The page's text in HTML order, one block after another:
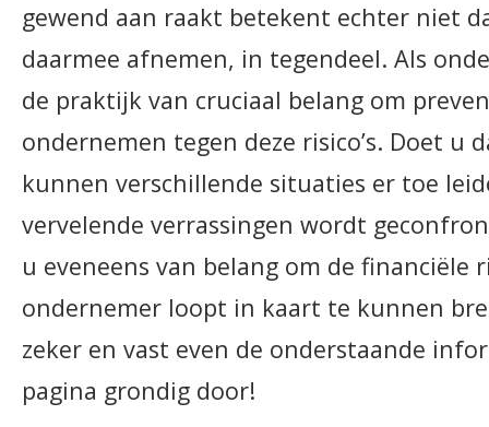
gewend aan raakt betekent echter niet
daarmee afnemen, in tegendeel. Als
de praktijk van cruciaal belang om
ondernemen tegen deze risico’s. Doet u
kunnen verschillende situaties er toe
vervelende verrassingen wordt
u eveneens van belang om de financiële
ondernemer loopt in kaart te kunnen
zeker en vast even de onderstaande
pagina grondig door!